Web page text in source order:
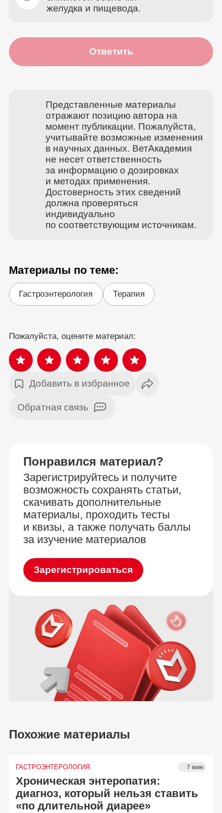
желудка и пищевода.
Ответить
Представленные материалы
отражают позицию автора на
момент публикации. Пожалуйста,
учитывайте возможные изменения
в научных данных. ВетАкадемия
не несет ответственность
за информацию о дозировках
и методах применения.
Достоверность этих сведений
должна проверяться
индивидуально
по соответствующим источникам.
Материалы по теме:
Гастроэнтерология Терапия
Пожалуйста, оцените материал:
Добавить в избранное
Обратная связь
Понравился материал?
Зарегистрируйтесь и получите
возможность сохранять статьи,
скачивать дополнительные
материалы, проходить тесты
и квизы, а также получать баллы
за изучение материалов
Зарегистрироваться
Похожие материалы
ГАСТРОЭНТЕРОЛОГИЯ 7 мин
Хроническая энтеропатия:
диагноз, который нельзя ставить
«по длительной диарее»